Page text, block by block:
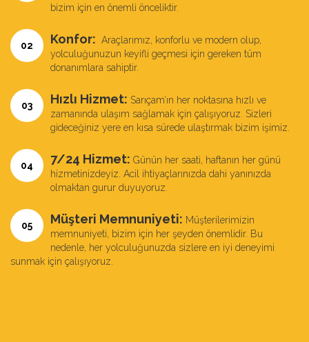
bizim için en önemli önceliktir.
02 Konfor: Araçlarımız, konforlu ve modern olup,
yolculuğunuzun keyifli geçmesi için gereken tüm
donanımlara sahiptir.
03 Hızlı Hizmet: Sarıçam’ın her noktasına hızlı ve
zamanında ulaşım sağlamak için çalışıyoruz. Sizleri
gideceğiniz yere en kısa sürede ulaştırmak bizim işimiz.
04 7/24 Hizmet: Günün her saati, haftanın her günü
hizmetinizdeyiz. Acil ihtiyaçlarınızda dahi yanınızda
olmaktan gurur duyuyoruz.
05 Müşteri Memnuniyeti: Müşterilerimizin
memnuniyeti, bizim için her şeyden önemlidir. Bu
nedenle, her yolculuğunuzda sizlere en iyi deneyimi
sunmak için çalışıyoruz.